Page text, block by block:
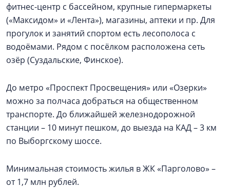
фитнес-центр с бассейном, крупные гипермаркеты
(«Максидом» и «Лента»), магазины, аптеки и пр. Для
прогулок и занятий спортом есть лесополоса с
водоёмами. Рядом с посёлком расположена сеть
озёр (Суздальские, Финское).
До метро «Проспект Просвещения» или «Озерки»
можно за полчаса добраться на общественном
транспорте. До ближайшей железнодорожной
станции – 10 минут пешком, до выезда на КАД – 3 км
по Выборгскому шоссе.
Минимальная стоимость жилья в ЖК «Парголово» –
от 1,7 млн рублей.